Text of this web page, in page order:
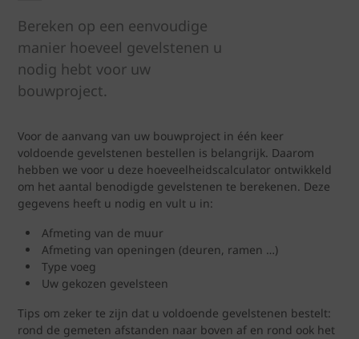
Bereken op een eenvoudige
manier hoeveel gevelstenen u
nodig hebt voor uw
bouwproject.
Voor de aanvang van uw bouwproject in één keer
voldoende gevelstenen bestellen is belangrijk. Daarom
hebben we voor u deze hoeveelheidscalculator ontwikkeld
om het aantal benodigde gevelstenen te berekenen. Deze
gegevens heeft u nodig en vult u in:
Afmeting van de muur
Afmeting van openingen (deuren, ramen …)
Type voeg
Uw gekozen gevelsteen
Tips om zeker te zijn dat u voldoende gevelstenen bestelt:
rond de gemeten afstanden naar boven af en rond ook het